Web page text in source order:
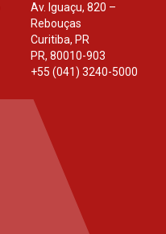
Av. Iguaçu, 820 –
Rebouças
Curitiba, PR
PR, 80010-903
+55 (041) 3240-5000